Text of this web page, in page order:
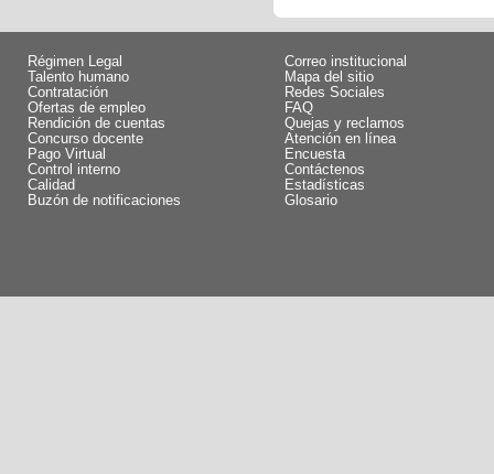
Régimen Legal
Talento humano
Contratación
Ofertas de empleo
Rendición de cuentas
Concurso docente
Pago Virtual
Control interno
Calidad
Buzón de notificaciones
Correo institucional
Mapa del sitio
Redes Sociales
FAQ
Quejas y reclamos
Atención en línea
Encuesta
Contáctenos
Estadísticas
Glosario